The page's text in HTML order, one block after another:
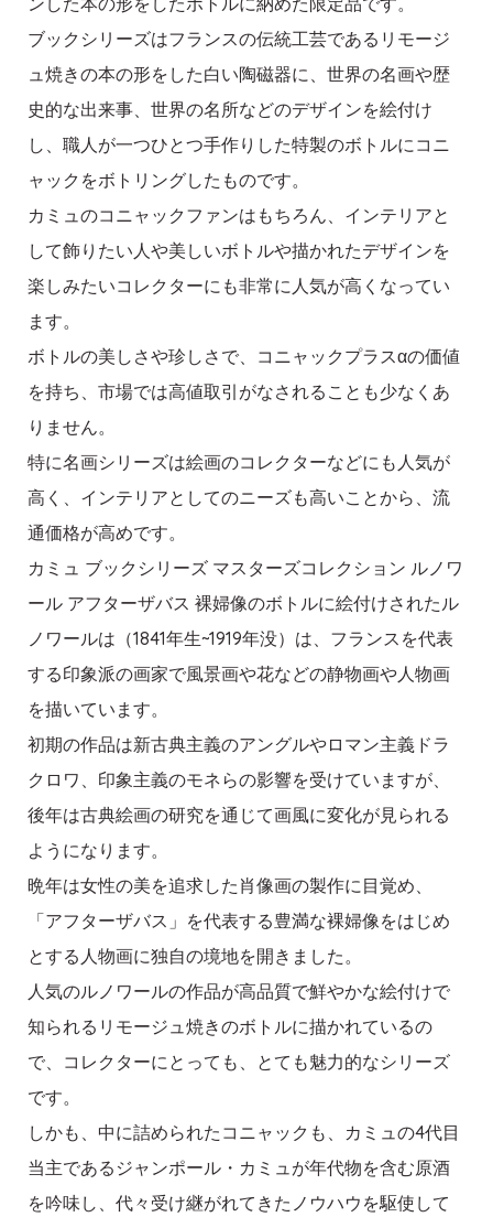
ブックシリーズはフランスの伝統工芸であるリモージ
ュ焼きの本の形をした白い陶磁器に、世界の名画や歴
史的な出来事、世界の名所などのデザインを絵付け
し、職人が一つひとつ手作りした特製のボトルにコニ
ャックをボトリングしたものです。
カミュのコニャックファンはもちろん、インテリアと
して飾りたい人や美しいボトルや描かれたデザインを
楽しみたいコレクターにも非常に人気が高くなってい
ます。
ボトルの美しさや珍しさで、コニャックプラスαの価値
を持ち、市場では高値取引がなされることも少なくあ
りません。
特に名画シリーズは絵画のコレクターなどにも人気が
高く、インテリアとしてのニーズも高いことから、流
通価格が高めです。
カミュ ブックシリーズ マスターズコレクション ルノワ
ール アフターザバス 裸婦像のボトルに絵付けされたル
ノワールは（1841年生~1919年没）は、フランスを代表
する印象派の画家で風景画や花などの静物画や人物画
を描いています。
初期の作品は新古典主義のアングルやロマン主義ドラ
クロワ、印象主義のモネらの影響を受けていますが、
後年は古典絵画の研究を通じて画風に変化が見られる
ようになります。
晩年は女性の美を追求した肖像画の製作に目覚め、
「アフターザバス」を代表する豊満な裸婦像をはじめ
とする人物画に独自の境地を開きました。
人気のルノワールの作品が高品質で鮮やかな絵付けで
知られるリモージュ焼きのボトルに描かれているの
で、コレクターにとっても、とても魅力的なシリーズ
です。
しかも、中に詰められたコニャックも、カミュの4代目
当主であるジャンポール・カミュが年代物を含む原酒
を吟味し、代々受け継がれてきたノウハウを駆使して